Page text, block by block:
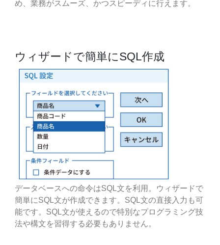
め、業務がスムーズ、かつスピーディに行えます。
ウィザードで簡単にSQL作成
データベースへの命令はSQL文を利用。ウィザードで
簡単にSQL文が作成できます。SQL文の直接入力も可
能です。SQL文が使えるので特別なプログラミング技
法や構文を習得する必要もありません。